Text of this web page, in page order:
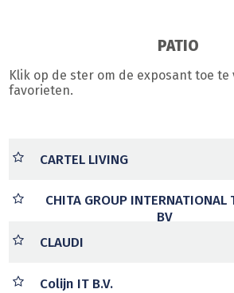
PATIO
Klik op de ster om de exposant toe te
favorieten.
CARTEL LIVING
CHITA GROUP INTERNATIONAL
BV
CLAUDI
Colijn IT B.V.